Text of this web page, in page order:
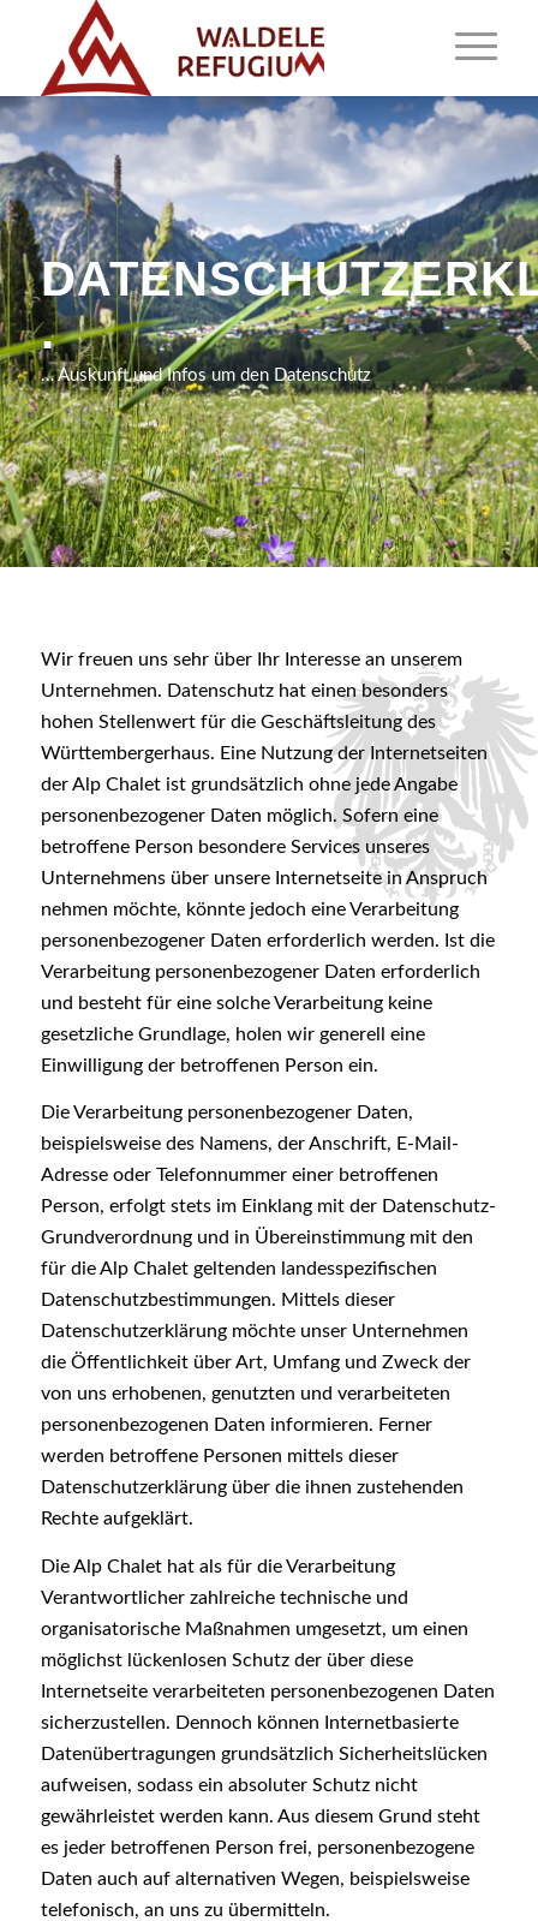
.
… Auskunft und Infos um den Datenschutz
Wir freuen uns sehr über Ihr Interesse an unserem
Unternehmen. Datenschutz hat einen besonders
hohen Stellenwert für die Geschäftsleitung des
Württembergerhaus. Eine Nutzung der Internetseiten
der Alp Chalet ist grundsätzlich ohne jede Angabe
personenbezogener Daten möglich. Sofern eine
betroffene Person besondere Services unseres
Unternehmens über unsere Internetseite in Anspruch
nehmen möchte, könnte jedoch eine Verarbeitung
personenbezogener Daten erforderlich werden. Ist die
Verarbeitung personenbezogener Daten erforderlich
und besteht für eine solche Verarbeitung keine
gesetzliche Grundlage, holen wir generell eine
Einwilligung der betroffenen Person ein.
Die Verarbeitung personenbezogener Daten,
beispielsweise des Namens, der Anschrift, E-Mail-
Adresse oder Telefonnummer einer betroffenen
Person, erfolgt stets im Einklang mit der Datenschutz-
Grundverordnung und in Übereinstimmung mit den
für die Alp Chalet geltenden landesspezifischen
Datenschutzbestimmungen. Mittels dieser
Datenschutzerklärung möchte unser Unternehmen
die Öffentlichkeit über Art, Umfang und Zweck der
von uns erhobenen, genutzten und verarbeiteten
personenbezogenen Daten informieren. Ferner
werden betroffene Personen mittels dieser
Datenschutzerklärung über die ihnen zustehenden
Rechte aufgeklärt.
Die Alp Chalet hat als für die Verarbeitung
Verantwortlicher zahlreiche technische und
organisatorische Maßnahmen umgesetzt, um einen
möglichst lückenlosen Schutz der über diese
Internetseite verarbeiteten personenbezogenen Daten
sicherzustellen. Dennoch können Internetbasierte
Datenübertragungen grundsätzlich Sicherheitslücken
aufweisen, sodass ein absoluter Schutz nicht
gewährleistet werden kann. Aus diesem Grund steht
es jeder betroffenen Person frei, personenbezogene
Daten auch auf alternativen Wegen, beispielsweise
telefonisch, an uns zu übermitteln.